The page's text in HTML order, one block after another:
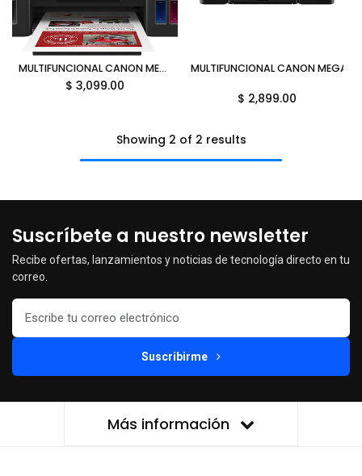
MULTIFUNCIONAL CANON MEGATANK G3110 A COLOR WIFI USB 9PPM COM/WIN/MAC 2315C004AB GARANTIA CON FABRICANTE
$ 3,099.00
MULTIFUNCIONAL CANON
$ 2,899.00
Showing 2 of 2 results
Suscríbete a nuestro newsletter
Recibe ofertas, lanzamientos y noticias de tecnología directo en tu
correo.
Suscribirme
Más información